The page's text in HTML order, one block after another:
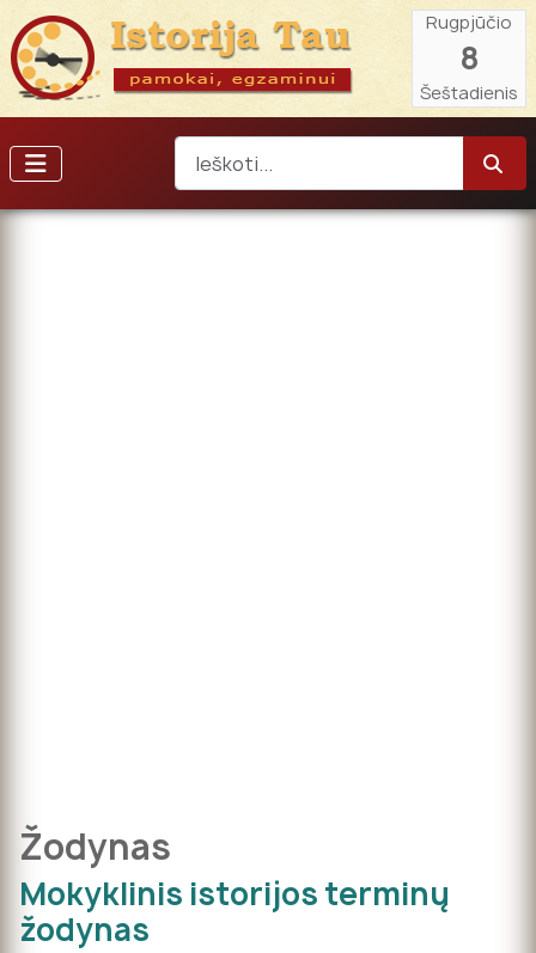
Rugpjūčio
8
Šeštadienis
Žodynas
Mokyklinis istorijos terminų
žodynas